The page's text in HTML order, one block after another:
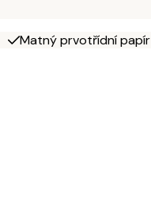
Matný prvotřídní papír